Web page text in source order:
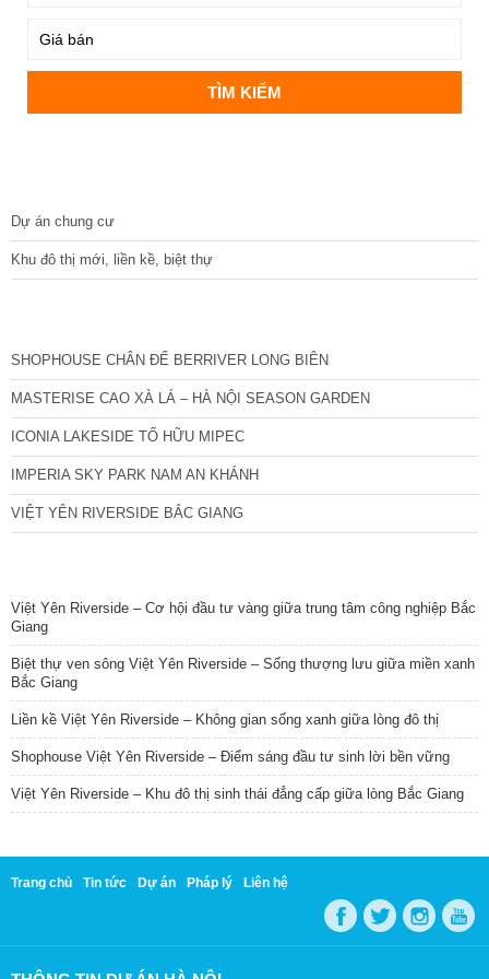
Dự án chung cư
Khu đô thị mới, liền kề, biệt thự
SHOPHOUSE CHÂN ĐẾ BERRIVER LONG BIÊN
MASTERISE CAO XÀ LÁ – HÀ NỘI SEASON GARDEN
ICONIA LAKESIDE TỐ HỮU MIPEC
IMPERIA SKY PARK NAM AN KHÁNH
VIỆT YÊN RIVERSIDE BẮC GIANG
Việt Yên Riverside – Cơ hội đầu tư vàng giữa trung tâm công nghiệp Bắc
Giang
Biệt thự ven sông Việt Yên Riverside – Sống thượng lưu giữa miền xanh
Bắc Giang
Liền kề Việt Yên Riverside – Không gian sống xanh giữa lòng đô thị
Shophouse Việt Yên Riverside – Điểm sáng đầu tư sinh lời bền vững
Việt Yên Riverside – Khu đô thị sinh thái đẳng cấp giữa lòng Bắc Giang
Trang chủ Tin tức Dự án Pháp lý Liên hệ